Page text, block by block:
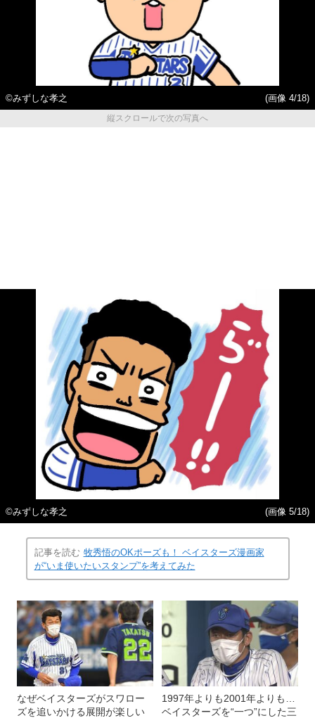
©みずしな孝之
(画像 4/18)
縦スクロールで次の写真へ
©みずしな孝之 (画像 5/18)
記事を読む 牧秀悟のOKポーズも！ ベイスターズ漫画家
が“いま使いたいスタンプ”を考えてみた
なぜベイスターズがスワロー
ズを追いかける展開が楽しい
1997年よりも2001年よりも…
ベイスターズを“一つ”にした三